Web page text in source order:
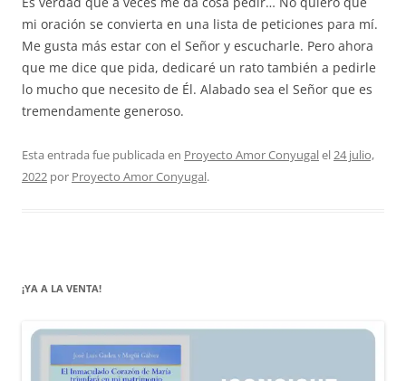
mi oración se convierta en una lista de peticiones para mí.
Me gusta más estar con el Señor y escucharle. Pero ahora
que me dice que pida, dedicaré un rato también a pedirle
lo mucho que necesito de Él. Alabado sea el Señor que es
tremendamente generoso.
Esta entrada fue publicada en Proyecto Amor Conyugalel24 julio,
2022 por Proyecto Amor Conyugal.
¡YA A LA VENTA!